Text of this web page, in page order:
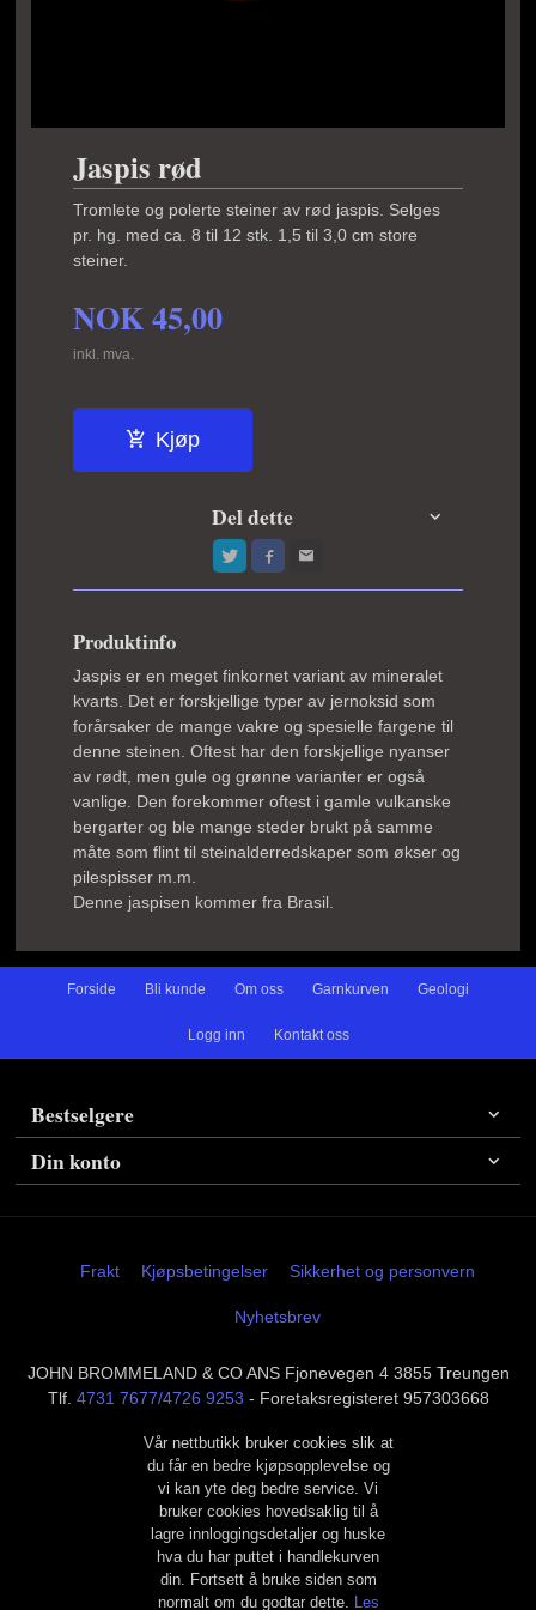
Jaspis rød
Tromlete og polerte steiner av rød jaspis. Selges
pr. hg. med ca. 8 til 12 stk. 1,5 til 3,0 cm store
steiner.
NOK45,00
inkl. mva.
Kjøp
Del dette
Produktinfo
Jaspis er en meget finkornet variant av mineralet
kvarts. Det er forskjellige typer av jernoksid som
forårsaker de mange vakre og spesielle fargene til
denne steinen. Oftest har den forskjellige nyanser
av rødt, men gule og grønne varianter er også
vanlige. Den forekommer oftest i gamle vulkanske
bergarter og ble mange steder brukt på samme
måte som flint til steinalderredskaper som økser og
pilespisser m.m.
Denne jaspisen kommer fra Brasil.
Forside Bli kunde Om oss Garnkurven Geologi
Logg inn Kontakt oss
Bestselgere
Din konto
Frakt Kjøpsbetingelser Sikkerhet og personvern
Nyhetsbrev
JOHN BROMMELAND & CO ANS Fjonevegen 4 3855 Treungen
Tlf. 4731 7677/4726 9253 - Foretaksregisteret 957303668
Vår nettbutikk bruker cookies slik at
du får en bedre kjøpsopplevelse og
vi kan yte deg bedre service. Vi
bruker cookies hovedsaklig til å
lagre innloggingsdetaljer og huske
hva du har puttet i handlekurven
din. Fortsett å bruke siden som
normalt om du godtar dette. Les